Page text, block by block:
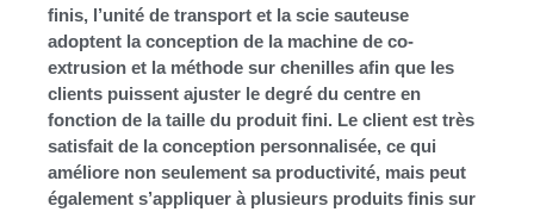
finis, l’unité de transport et la scie sauteuse
adoptent la conception de la machine de co-
extrusion et la méthode sur chenilles afin que les
clients puissent ajuster le degré du centre en
fonction de la taille du produit fini. Le client est très
satisfait de la conception personnalisée, ce qui
améliore non seulement sa productivité, mais peut
également s’appliquer à plusieurs produits finis sur